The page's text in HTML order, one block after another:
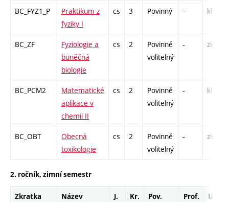
BC_FYZ1_P
Praktikum z
fyziky I
cs 3 Povinný - kl
BC_ZF
Fyziologie a
buněčná
biologie
cs 2
Povinně
volitelný
- zk
BC_PCM2
Matematické
aplikace v
chemii II
cs 2
Povinně
volitelný
- kl
BC_OBT
Obecná
toxikologie
cs 2
Povinně
volitelný
- zk
2. ročník, zimní semestr
Zkratka Název J. Kr. Pov. Prof. Uk.